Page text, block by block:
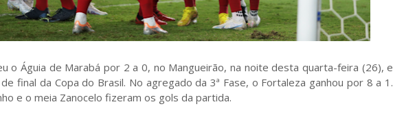
o Águia de Marabá por 2 a 0, no Mangueirão, na noite desta quarta-feira (26), e
final da Copa do Brasil. No agregado da 3ª Fase, o Fortaleza ganhou por 8 a 1.
e o meia Zanocelo fizeram os gols da partida.